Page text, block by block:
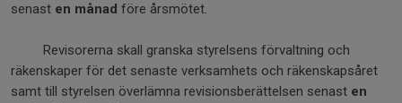
senast en månad före årsmötet.
Revisorerna skall granska styrelsens förvaltning och
räkenskaper för det senaste verksamhets och räkenskapsåret
samt till styrelsen överlämna revisionsberättelsen senast en